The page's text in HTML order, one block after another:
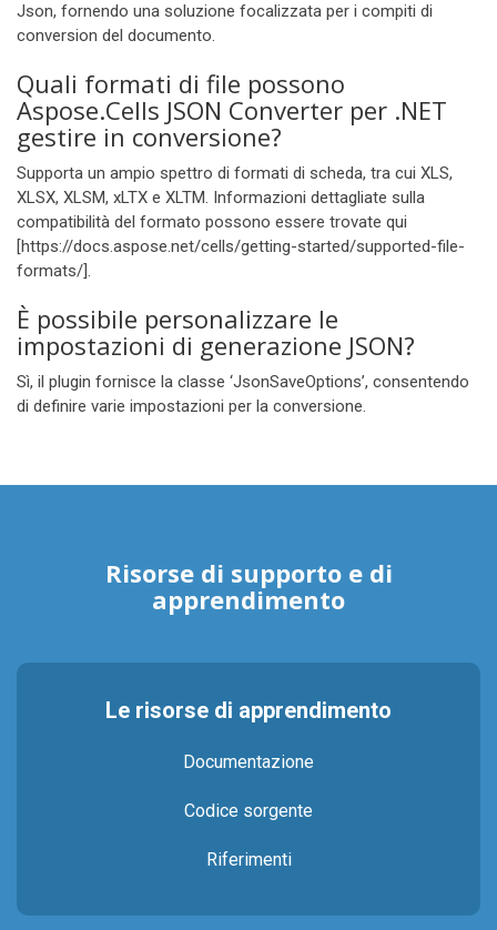
Json, fornendo una soluzione focalizzata per i compiti di
conversion del documento.
Quali formati di file possono
Aspose.Cells JSON Converter per .NET
gestire in conversione?
Supporta un ampio spettro di formati di scheda, tra cui XLS,
XLSX, XLSM, xLTX e XLTM. Informazioni dettagliate sulla
compatibilità del formato possono essere trovate qui
[https://docs.aspose.net/cells/getting-started/supported-file-
formats/].
È possibile personalizzare le
impostazioni di generazione JSON?
Sì, il plugin fornisce la classe ‘JsonSaveOptions’, consentendo
di definire varie impostazioni per la conversione.
Risorse di supporto e di
apprendimento
Le risorse di apprendimento
Documentazione
Codice sorgente
Riferimenti